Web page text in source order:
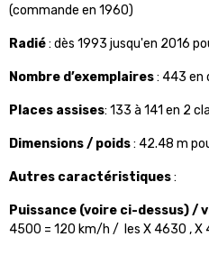
(commande en 1960)
Radié: dès 1993 jusqu'en 2016
Nombre d’exemplaires: 443 en
Places assises: 133 à 141 en 2
Dimensions / poids: 42.48 m
Autres caractéristiques:
Puissance (voire ci-dessus) /
4500 = 120 km/h / les X 4630 ,